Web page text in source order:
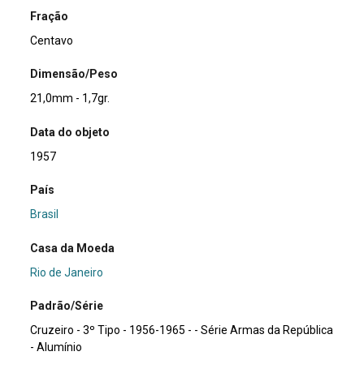
Fração
Centavo
Dimensão/Peso
21,0mm - 1,7gr.
Data do objeto
1957
País
Brasil
Casa da Moeda
Rio de Janeiro
Padrão/Série
Cruzeiro - 3º Tipo - 1956-1965 - - Série Armas da República
- Alumínio